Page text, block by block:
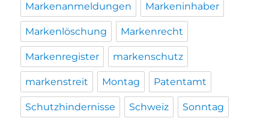
Markenanmeldungen Markeninhaber
Markenlöschung Markenrecht
Markenregister markenschutz
markenstreit Montag Patentamt
Schutzhindernisse Schweiz Sonntag